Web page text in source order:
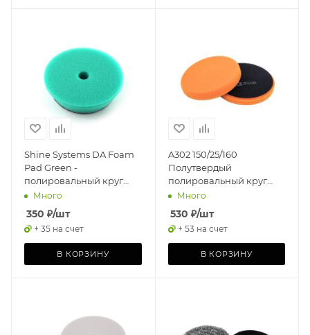
Shine Systems DA Foam
Pad Green -
полировальный круг
экстра твердый
зеленый, 75 мм
Много
350 ₽/шт
+ 35 на счет
В КОРЗИНУ
A302 150/25/160
Полутвердый
полировальный круг
(оранжевый) STANDART
PAD (ORANGE)
Много
530 ₽/шт
+ 53 на счет
В КОРЗИНУ